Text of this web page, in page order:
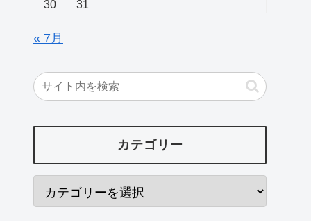
30
31
« 7月
カテゴリー